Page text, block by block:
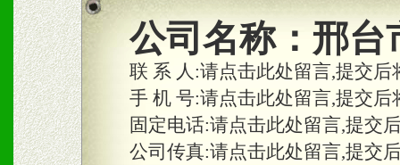
2、区域独家经营；建立区
合作关系。
三、物料及媒体
公司名称： 邢台
联 系 人:请点击此处留言,提交
手 机 号:请点击此处留言,提交
固定电话:请点击此处留言,提交
公司传真:请点击此处留言,提交